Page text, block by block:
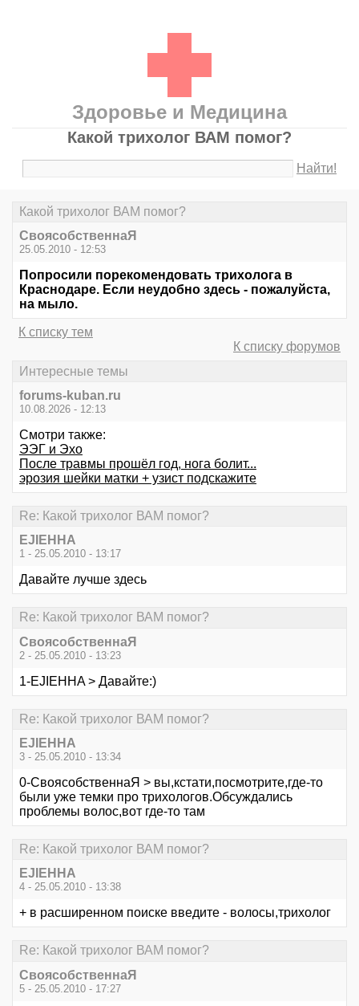
Здоровье и Медицина
Какой трихолог ВАМ помог?
Найти!
Какой трихолог ВАМ помог?
СвоясобственнаЯ
25.05.2010 - 12:53
Попросили порекомендовать трихолога в
Краснодаре. Если неудобно здесь - пожалуйста,
на мыло.
К списку тем
К списку форумов
Интересные темы
forums-kuban.ru
10.08.2026 - 12:13
Смотри также:
ЭЭГ и Эхо
После травмы прошёл год, нога болит...
эрозия шейки матки + узист подскажите
Re: Какой трихолог ВАМ помог?
EJIEHHA
1 - 25.05.2010 - 13:17
Давайте лучше здесь
Re: Какой трихолог ВАМ помог?
СвоясобственнаЯ
2 - 25.05.2010 - 13:23
1-EJIEHHA > Давайте:)
Re: Какой трихолог ВАМ помог?
EJIEHHA
3 - 25.05.2010 - 13:34
0-СвоясобственнаЯ > вы,кстати,посмотрите,где-то
были уже темки про трихологов.Обсуждались
проблемы волос,вот где-то там
Re: Какой трихолог ВАМ помог?
EJIEHHA
4 - 25.05.2010 - 13:38
+ в расширенном поиске введите - волосы,трихолог
Re: Какой трихолог ВАМ помог?
СвоясобственнаЯ
5 - 25.05.2010 - 17:27